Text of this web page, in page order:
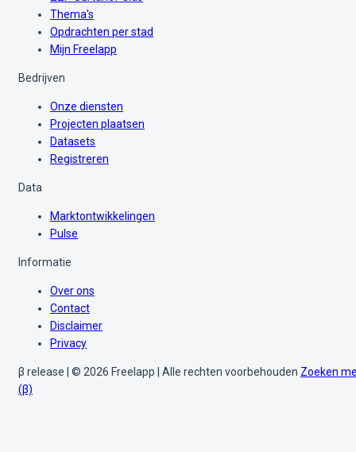
Thema's
Opdrachten per stad
Mijn Freelapp
Bedrijven
Onze diensten
Projecten plaatsen
Datasets
Registreren
Data
Marktontwikkelingen
Pulse
Informatie
Over ons
Contact
Disclaimer
Privacy
β release | © 2026 Freelapp | Alle rechten voorbehouden Zoeken
(β)